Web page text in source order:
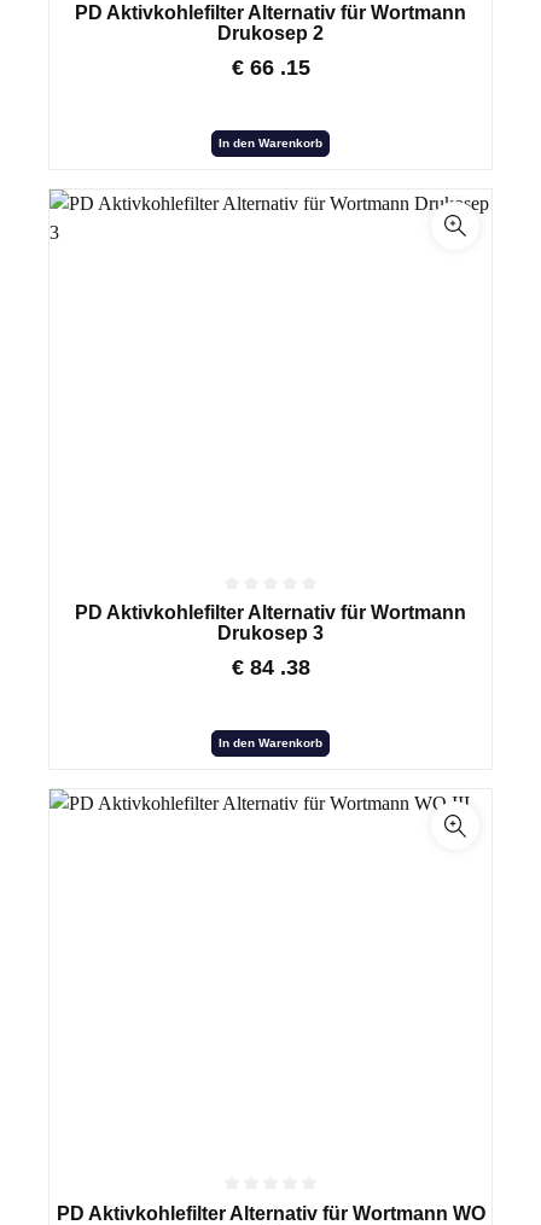
PD Aktivkohlefilter Alternativ für Wortmann
Drukosep 2
€ 66 .15
In den Warenkorb
PD Aktivkohlefilter Alternativ für Wortmann
Drukosep 3
€ 84 .38
In den Warenkorb
PD Aktivkohlefilter Alternativ für Wortmann WO